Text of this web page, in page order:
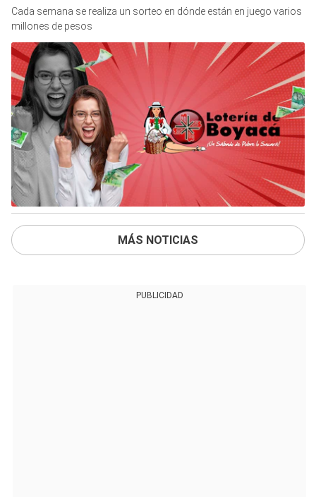
Cada semana se realiza un sorteo en dónde están en juego varios
millones de pesos
MÁS NOTICIAS
PUBLICIDAD